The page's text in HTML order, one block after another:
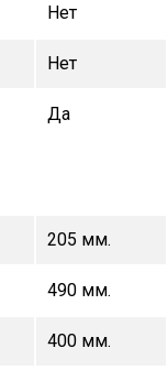
Нет
Нет
Да
205 мм.
490 мм.
400 мм.